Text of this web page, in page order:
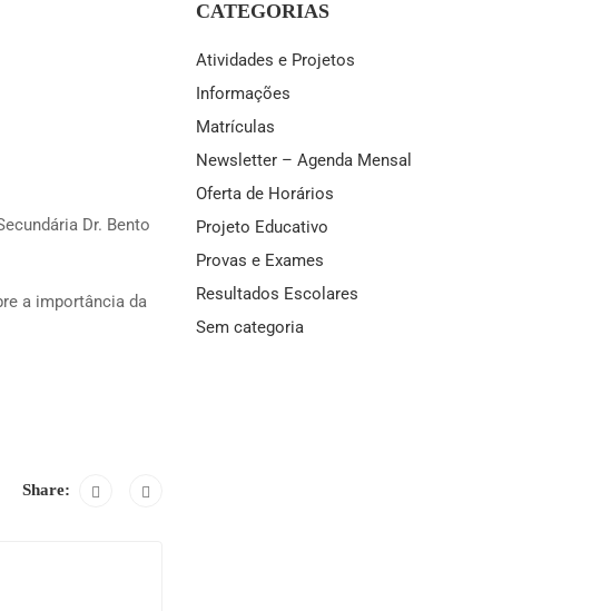
Dr. Bento
a importância da
Share:
CATEGORIAS
Atividades e Projetos
Informações
Matrículas
Newsletter – Agenda Mensal
Oferta de Horários
Projeto Educativo
Provas e Exames
Resultados Escolares
Sem categoria